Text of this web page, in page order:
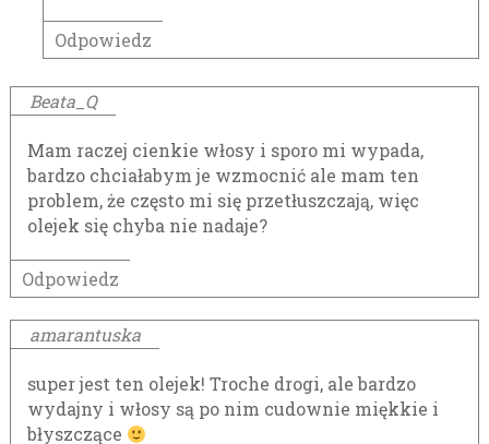
Odpowiedz
Beata_Q
Mam raczej cienkie włosy i sporo mi wypada,
bardzo chciałabym je wzmocnić ale mam ten
problem, że często mi się przetłuszczają, więc
olejek się chyba nie nadaje?
Odpowiedz
amarantuska
super jest ten olejek! Troche drogi, ale bardzo
wydajny i włosy są po nim cudownie miękkie i
błyszczące